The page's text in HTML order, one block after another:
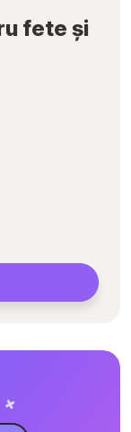
fete și